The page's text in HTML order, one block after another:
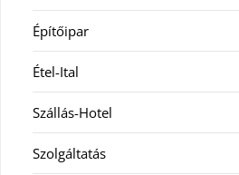
Építőipar
Étel-Ital
Szállás-Hotel
Szolgáltatás